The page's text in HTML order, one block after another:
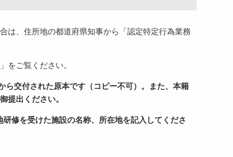
は、住所地の都道府県知事から「認定特定行為業務
をご覧ください。
交付された原本です（コピー不可）。また、本籍
提出ください。
修を受けた施設の名称、所在地を記入してくださ